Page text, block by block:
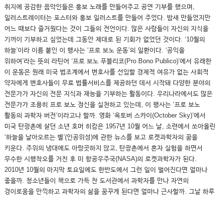
취지에 공감한 음악인들은 홍보 노래를 만들어주고 공연 기부를 했으며,
일러스트레이터는 포스터와 홍보 일러스트를 만들어 주었다. 밤새 만들었지만
어느 때보다 즐거웠다는 것이 그들의 전언이다. 많은 사람들이 자신의 지식을
기꺼이 기부하고 싶었는데 그동안 제대로 된 기회가 없었던 것이다. ‘10월의
하늘’이라 이름 붙인 이 행사는 ‘프로 보노 운동’의 일환이다. ‘공익을
위하여’라는 뜻의 라틴어 ‘프로 보노 푸블리코(Pro Bono Publico)’에서 유래한
이 운동은 원래 미국 법조계에서 변호사를 선임할 경제적 여유가 없는 사회적
약자에게 변호사들이 무료 법률서비스를 제공하던 데서 시작돼 다양한 분야의
전문가가 자신의 전문 지식과 재능을 기부하는 활동이다. 우리나라에서도 많은
전문가가 조용히 프로 보노 정신을 실천하고 있는데, 이 행사는 ‘프로 보노
활동의 과학자 버전’이라고나 할까. 영화 ‘옥토버 스카이(October Sky)’에서
미국 탄광촌에 살던 소년 호머 히캄은 1957년 10월 어느 날, 소련에서 쏘아올린
‘하늘을 날아오르는 별’(인공위성)에 관한 뉴스를 보고 로켓과학자의 꿈을
키운다. 주위의 냉대에도 아랑곳하지 않고, 탄광촌에서 혼자 실험을 하면서
무수한 시행착오를 거친 후 미 항공우주국(NASA)의 로켓과학자가 된다.
2010년 10월의 마지막 토요일에도 한반도에서 그런 일이 벌어진다면 얼마나
좋을까. 청소년들이 책으로 가득 찬 도서관에서 과학자를 만나 자연의
경이로움을 만끽하고 과학자의 삶을 꿈꾸게 된다면 얼마나 근사할까. 그날 하루